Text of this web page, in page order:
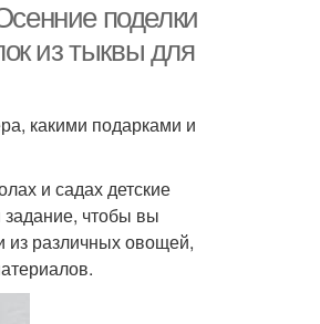
поделки
из тыквы для
какими подарками и
и садах детские
чтобы вы
из различных овощей,